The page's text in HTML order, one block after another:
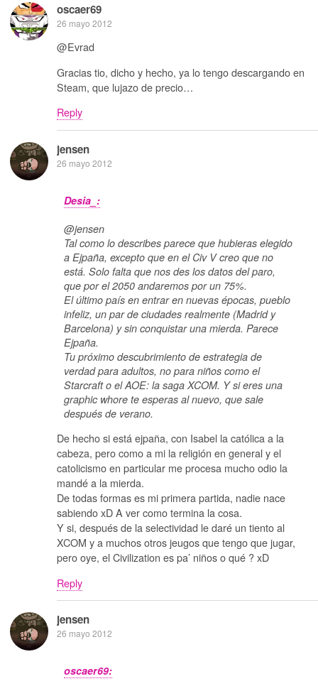
oscaer69
26 mayo 2012
@Evrad
Gracias tio, dicho y hecho, ya lo tengo descargando en
Steam, que lujazo de precio…
Reply
jensen
26 mayo 2012
Desia_:
@jensen
Tal como lo describes parece que hubieras elegido
a Ejpaña, excepto que en el Civ V creo que no
está. Solo falta que nos des los datos del paro,
que por el 2050 andaremos por un 75%.
El último país en entrar en nuevas épocas, pueblo
infeliz, un par de ciudades realmente (Madrid y
Barcelona) y sin conquistar una mierda. Parece
Ejpaña.
Tu próximo descubrimiento de estrategia de
verdad para adultos, no para niños como el
Starcraft o el AOE: la saga XCOM. Y si eres una
graphic whore te esperas al nuevo, que sale
después de verano.
De hecho si está ejpaña, con Isabel la católica a la
cabeza, pero como a mi la religión en general y el
catolicismo en particular me procesa mucho odio la
mandé a la mierda.
De todas formas es mi primera partida, nadie nace
sabiendo xD A ver como termina la cosa.
Y si, después de la selectividad le daré un tiento al
XCOM y a muchos otros jeugos que tengo que jugar,
pero oye, el Civilization es pa’ niños o qué ? xD
Reply
jensen
26 mayo 2012
oscaer69: